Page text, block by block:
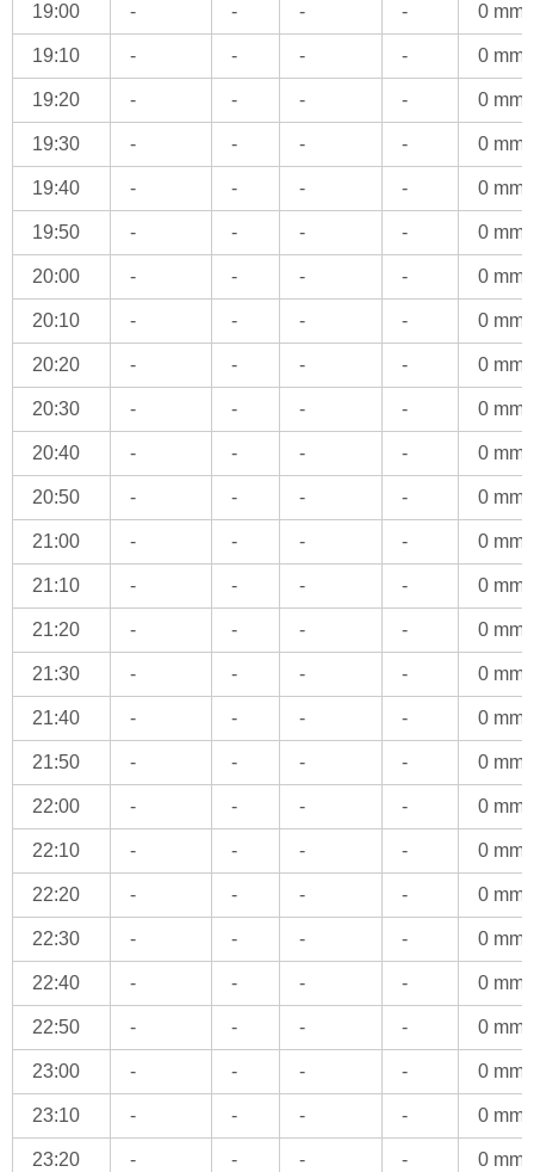
19:00 - - - - 0 mm
19:10 - - - - 0 mm
19:20 - - - - 0 mm
19:30 - - - - 0 mm
19:40 - - - - 0 mm
19:50 - - - - 0 mm
20:00 - - - - 0 mm
20:10 - - - - 0 mm
20:20 - - - - 0 mm
20:30 - - - - 0 mm
20:40 - - - - 0 mm
20:50 - - - - 0 mm
21:00 - - - - 0 mm
21:10 - - - - 0 mm
21:20 - - - - 0 mm
21:30 - - - - 0 mm
21:40 - - - - 0 mm
21:50 - - - - 0 mm
22:00 - - - - 0 mm
22:10 - - - - 0 mm
22:20 - - - - 0 mm
22:30 - - - - 0 mm
22:40 - - - - 0 mm
22:50 - - - - 0 mm
23:00 - - - - 0 mm
23:10 - - - - 0 mm
23:20 - - - - 0 mm